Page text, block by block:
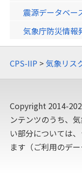
震源データベー
気象庁防災情報
CPS-IIP >気象リス
Copyright 2014-
ンテンツのうち、
い部分については
ます（ご利用のデ